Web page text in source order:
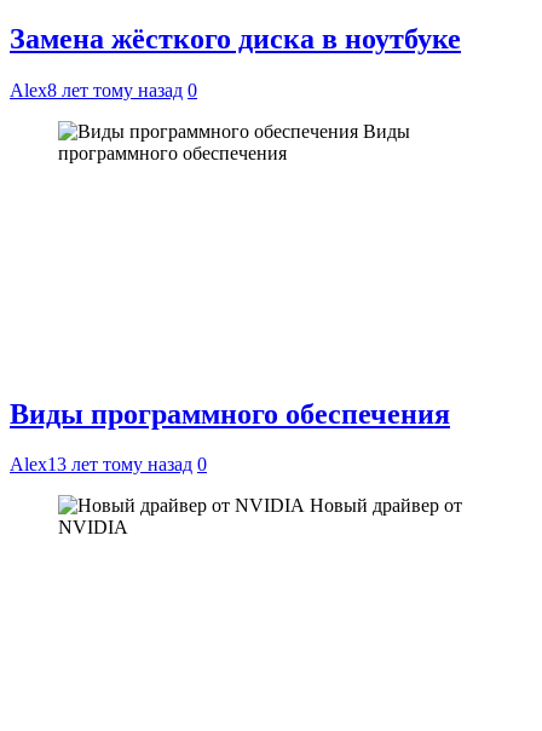
Замена жёсткого диска в ноутбуке
Alex8 лет тому назад 0
Виды
программного обеспечения
Виды программного обеспечения
Alex13 лет тому назад 0
Новый драйвер от
NVIDIA